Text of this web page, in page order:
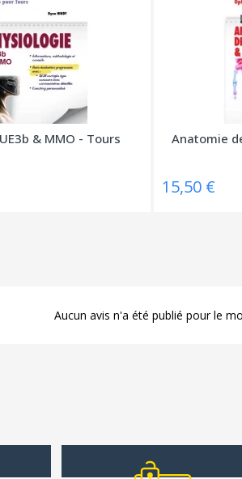
& MMO - Tours Anatomie
15,50 €
Aucun avis n'a été publié pour le